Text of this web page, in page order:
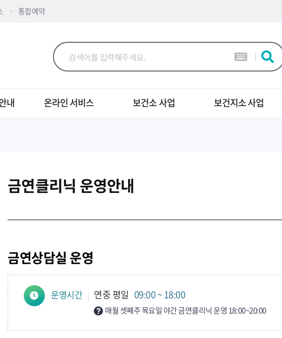
통합예약
내 온라인 서비스 보건소 사업 보건지소 사업
금연클리닉 운영안내
금연상담실 운영
운영시간 연중 평일 09:00 ~ 18:00
매월 셋째주 목요일 야간 금연클리닉 운영 18:00~20:00